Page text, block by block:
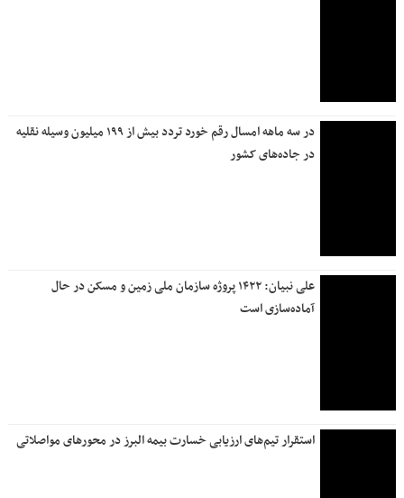
در سه ماهه امسال رقم خورد تردد بیش از ۱۹۹ میلیون وسیله نقلیه
در جاده‌های کشور
علی نبیان: ۱۴۲۲ پروژه سازمان ملی زمین و مسکن در حال
آماده‌سازی است
استقرار تیم‌های ارزیابی خسارت بیمه البرز در محورهای مواصلاتی